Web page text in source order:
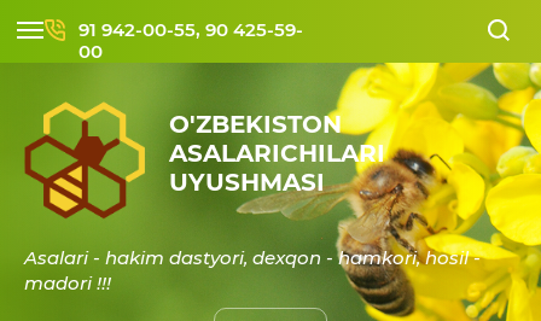
O'ZBEKISTON
ASALARICHILARI
UYUSHMASI
Asalari - hakim dastyori, dexqon - hamkori, hosil -
madori !!!
91 942-00-55, 90 425-59-
00